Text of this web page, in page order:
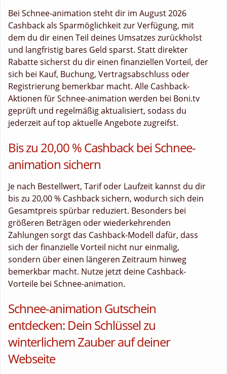
Bei Schnee-animation steht dir im August 2026
Cashback als Sparmöglichkeit zur Verfügung, mit
dem du dir einen Teil deines Umsatzes zurückholst
und langfristig bares Geld sparst. Statt direkter
Rabatte sicherst du dir einen finanziellen Vorteil, der
sich bei Kauf, Buchung, Vertragsabschluss oder
Registrierung bemerkbar macht. Alle Cashback-
Aktionen für Schnee-animation werden bei Boni.tv
geprüft und regelmäßig aktualisiert, sodass du
jederzeit auf top aktuelle Angebote zugreifst.
Bis zu 20,00 % Cashback bei Schnee-
animation sichern
Je nach Bestellwert, Tarif oder Laufzeit kannst du dir
bis zu 20,00 % Cashback sichern, wodurch sich dein
Gesamtpreis spürbar reduziert. Besonders bei
größeren Beträgen oder wiederkehrenden
Zahlungen sorgt das Cashback-Modell dafür, dass
sich der finanzielle Vorteil nicht nur einmalig,
sondern über einen längeren Zeitraum hinweg
bemerkbar macht. Nutze jetzt deine Cashback-
Vorteile bei Schnee-animation.
Schnee-animation Gutschein
entdecken: Dein Schlüssel zu
winterlichem Zauber auf deiner
Webseite